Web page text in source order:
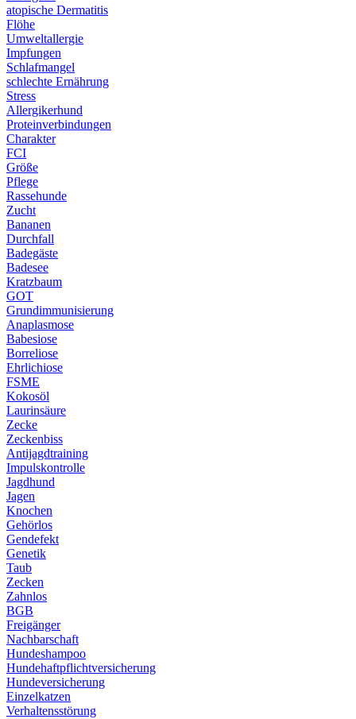
atopische Dermatitis
Flöhe
Umweltallergie
Impfungen
Schlafmangel
schlechte Ernährung
Stress
Allergikerhund
Proteinverbindungen
Charakter
FCI
Größe
Pflege
Rassehunde
Zucht
Bananen
Durchfall
Badegäste
Badesee
Kratzbaum
GOT
Grundimmunisierung
Anaplasmose
Babesiose
Borreliose
Ehrlichiose
FSME
Kokosöl
Laurinsäure
Zecke
Zeckenbiss
Antijagdtraining
Impulskontrolle
Jagdhund
Jagen
Knochen
Gehörlos
Gendefekt
Genetik
Taub
Zecken
Zahnlos
BGB
Freigänger
Nachbarschaft
Hundeshampoo
Hundehaftpflichtversicherung
Hundeversicherung
Einzelkatzen
Verhaltensstörung